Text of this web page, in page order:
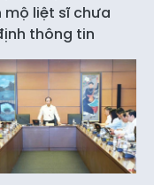
mộ liệt sĩ chưa
thông tin